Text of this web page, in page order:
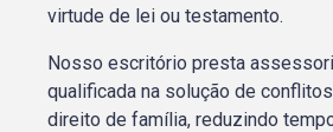
virtude de lei ou testamento.
Nosso escritório presta
qualificada na solução de
direito de família, reduzindo